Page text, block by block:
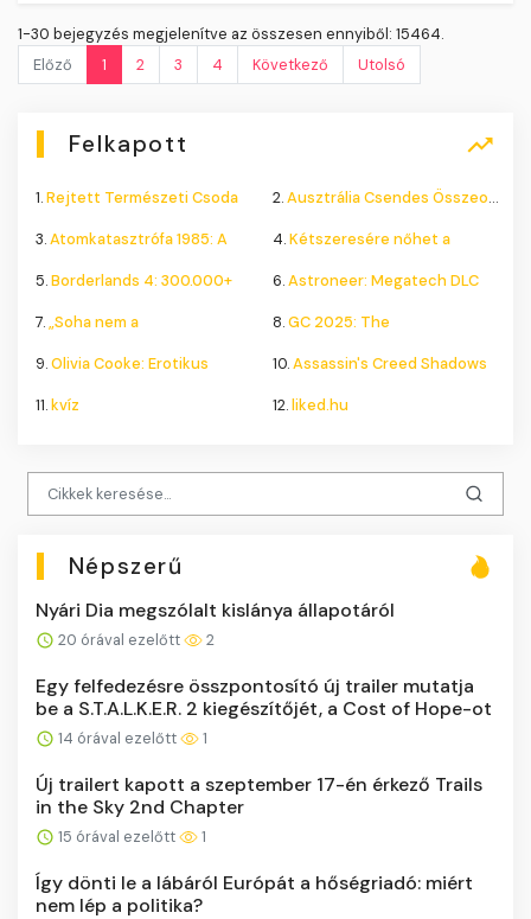
1-30 bejegyzés megjelenítve az összesen ennyiből: 15464.
Előző
1 2 3 4 Következő Utolsó
Felkapott
1.Rejtett Természeti Csoda 2.Ausztrália Csendes Összeomlása
3.Atomkatasztrófa 1985: A 4.Kétszeresére nőhet a
5.Borderlands 4: 300.000+ 6.Astroneer: Megatech DLC
7.„Soha nem a 8.GC 2025: The
9.Olivia Cooke: Erotikus 10.Assassin's Creed Shadows
11.kvíz 12.liked.hu
Népszerű
Nyári Dia megszólalt kislánya állapotáról
20 órával ezelőtt 2
Egy felfedezésre összpontosító új trailer mutatja
be a S.T.A.L.K.E.R. 2 kiegészítőjét, a Cost of Hope-ot
14 órával ezelőtt 1
Új trailert kapott a szeptember 17-én érkező Trails
in the Sky 2nd Chapter
15 órával ezelőtt 1
Így dönti le a lábáról Európát a hőségriadó: miért
nem lép a politika?